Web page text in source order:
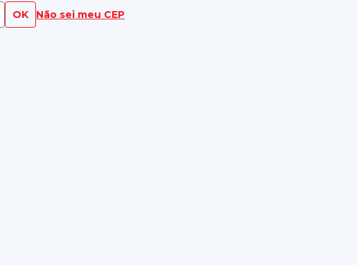
OK Não sei meu CEP